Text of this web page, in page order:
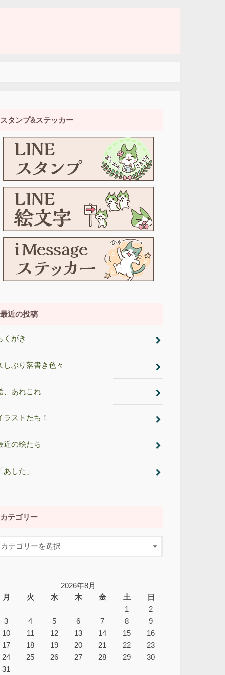
スタンプ&ステッカー
最近の投稿
くがき
しぶり落書き色々
、あれこれ
ラストたち！
近の絵たち
あした」
カテゴリー
2026年8月
月
火 水 木 金 土
日
1
2
3
4 5 6 7 8
9
10
11 12 13 14 15
16
17
18 19 20 21 22
23
24
25 26 27 28 29
30
31